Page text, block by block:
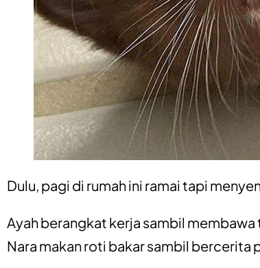
Dulu, pagi di rumah ini ramai tapi
Ayah berangkat kerja sambil
Nara makan roti bakar sambil bercerita